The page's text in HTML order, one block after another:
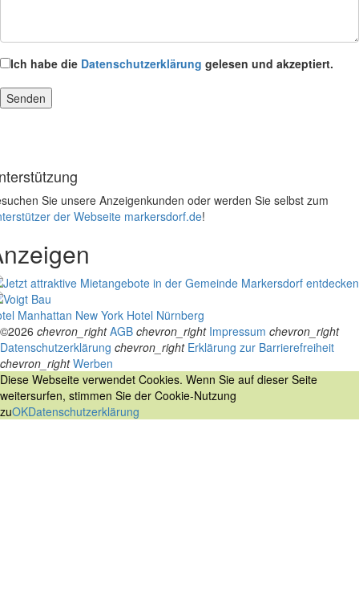
Ich habe die Datenschutzerklärung gelesen und akzeptiert.
Sie unsere Anzeigenkunden oder werden Sie selbst zum
der Webseite markersdorf.de!
Manhattan New York Hotel Nürnberg
©2026 chevron_right AGB chevron_right Impressum chevron_right
Datenschutzerklärung chevron_right Erklärung zur Barrierefreiheit
chevron_right Werben
Diese Webseite verwendet Cookies. Wenn Sie auf dieser Seite
weitersurfen, stimmen Sie der Cookie-Nutzung
zuOKDatenschutzerklärung